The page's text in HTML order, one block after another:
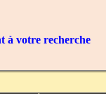
à votre recherche